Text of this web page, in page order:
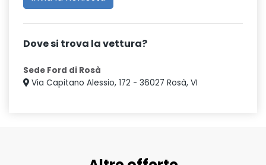
Dove si trova la vettura?
Sede Ford di Rosà
Via Capitano Alessio, 172 - 36027 Rosà, VI